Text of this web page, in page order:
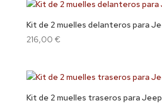
Kit de 2 muelles delanteros para
216,00 €
Kit de 2 muelles traseros para